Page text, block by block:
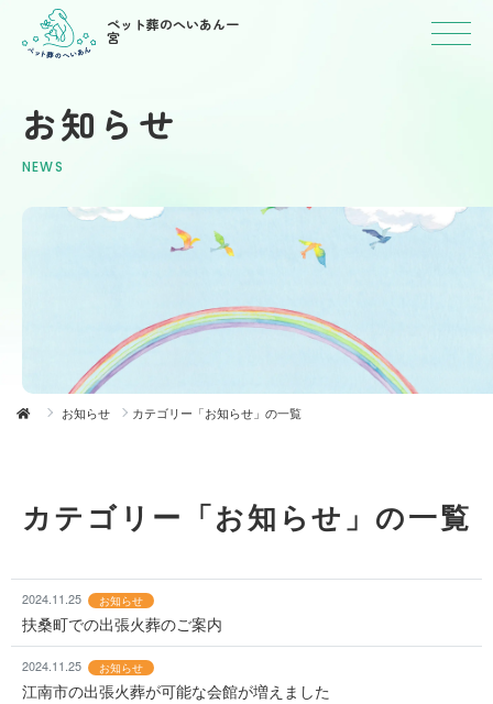
ペット葬のへいあん一
宮
お知らせ
NEWS
お知らせ カテゴリー「お知らせ」の一覧
カテゴリー「お知らせ」の一覧
2024.11.25 お知らせ
扶桑町での出張火葬のご案内
2024.11.25 お知らせ
江南市の出張火葬が可能な会館が増えました